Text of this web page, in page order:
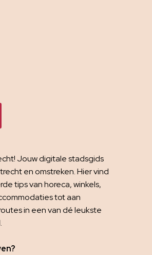
Jouw digitale stadsgids
en omstreken. Hier vind
tips van horeca, winkels,
tot aan
in een van dé leukste